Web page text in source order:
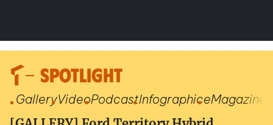
SPOTLIGHT
GalleryVideoPodcastInfographiceMagazine